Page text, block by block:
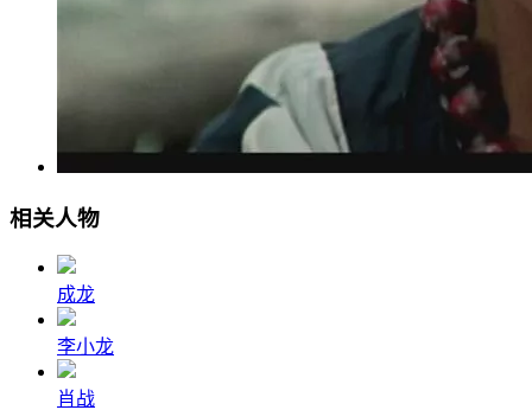
相关人物
成龙
李小龙
肖战